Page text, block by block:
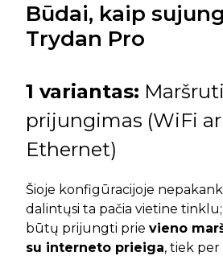
Būdai, kaip
Trydan Pro
1 variantas:
prijungimas (WiFi
Ethernet)
Šioje konfigūracijoje
dalintųsi ta pačia vietine
būtų prijungti prie vieno
su interneto prieiga, tiek per